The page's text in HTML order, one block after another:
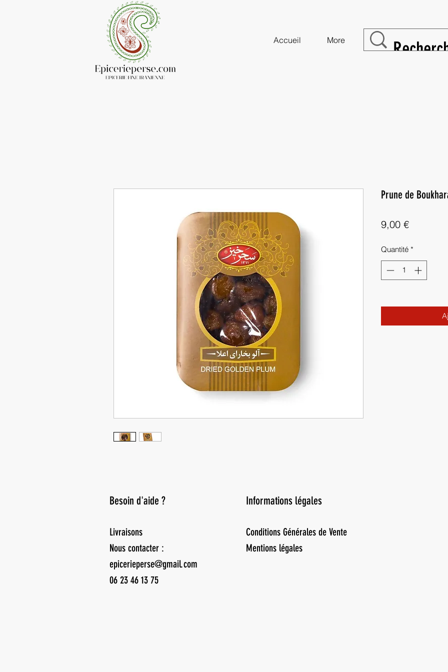
Accueil More
Prune de
9,00 €Prix
Quantité *
Besoin d'aide ?
Livraisons
Nous contacter :
epicerieperse@gmail.com
06 23 46 13 75
Informations légales
Conditions Générales de Vente
Mentions légales